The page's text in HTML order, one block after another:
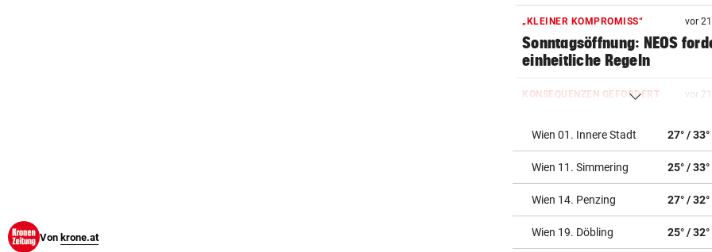
Von krone.at
„KLEINER KOMPROMISS“ vor
Sonntagsöffnung: NEOS
einheitliche Regeln
KONSEQUENZEN GEFORDERT vor
bei WM-Teilnehmer!
ERMITTLUNGEN IN NÖ vor
Mordalarm: 18-Jähriger
Internetfreund
DISKUTIEREN SIE MIT! vor
Wien 01. Innere Stadt 27° / 33°
Wien 11. Simmering 25° / 33°
Wien 14. Penzing 27° / 32°
Wien 19. Döbling 25° / 32°